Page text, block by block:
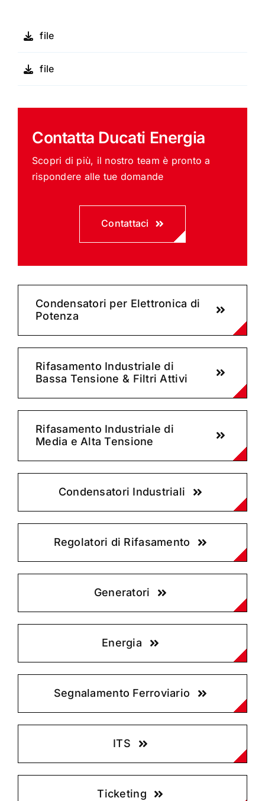
file
file
Contatta Ducati Energia
Scopri di più, il nostro team è pronto a
rispondere alle tue domande
Contattaci
Condensatori per Elettronica di
Potenza
Rifasamento Industriale di
Bassa Tensione & Filtri Attivi
Rifasamento Industriale di
Media e Alta Tensione
Condensatori Industriali
Regolatori di Rifasamento
Generatori
Energia
Segnalamento Ferroviario
ITS
Ticketing